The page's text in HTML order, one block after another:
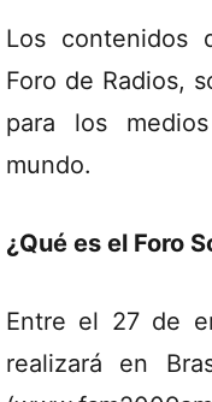
Los contenidos
Foro de Radios,
para los
mundo.
¿Qué es el Foro
Entre el 27 de
realizará en